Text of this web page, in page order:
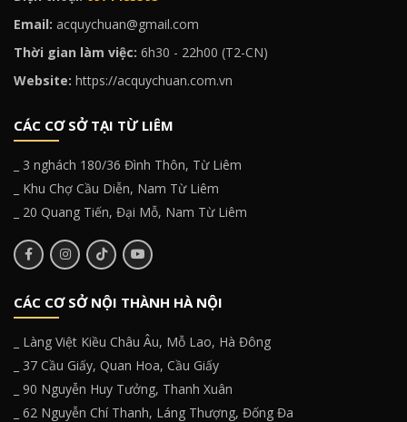
Email: acquychuan@gmail.com
Thời gian làm việc: 6h30 - 22h00 (T2-CN)
Website: https://acquychuan.com.vn
CÁC CƠ SỞ TẠI TỪ LIÊM
_ 3 nghách 180/36 Đình Thôn, Từ Liêm
_ Khu Chợ Cầu Diễn, Nam Từ Liêm
_ 20 Quang Tiến, Đại Mỗ, Nam Từ Liêm
CÁC CƠ SỞ NỘI THÀNH HÀ NỘI
_ Làng Việt Kiều Châu Âu, Mỗ Lao, Hà Đông
_ 37 Cầu Giấy, Quan Hoa, Cầu Giấy
_ 90 Nguyễn Huy Tưởng, Thanh Xuân
_ 62 Nguyễn Chí Thanh, Láng Thượng, Đống Đa